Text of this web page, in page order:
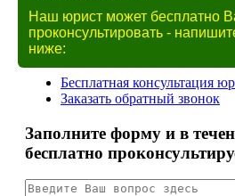
Наш юрист может бесплатно
проконсультировать -
ниже: